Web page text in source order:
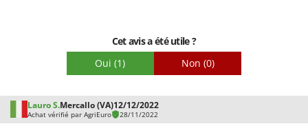
Cet avis a été utile ?
Oui (1) Non (0)
Lauro S.Mercallo (VA)12/12/2022
Achat vérifié par AgriEuro 28/11/2022